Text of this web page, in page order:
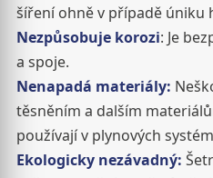
šíření ohně v případě úniku
Nezpůsobuje korozi: Je
a spoje.
Nenapadá materiály:
těsněním a dalším
používají v plynových
Ekologicky nezávadný: